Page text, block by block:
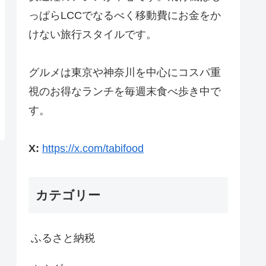
っぱらLCCでなるべく移動費にお金をか
けない旅行スタイルです。
グルメは東京や神奈川を中心にコスパ重
視のお得なランチを毎週末食べ歩き中で
す。
X: https://x.com/tabifood
カテゴリー
ふるさと納税